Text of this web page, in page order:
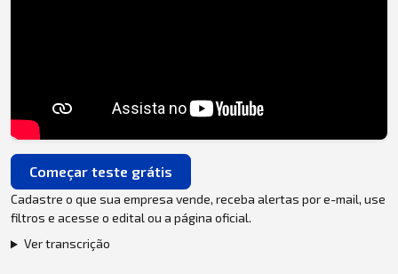
Começar teste grátis
Cadastre o que sua empresa vende, receba alertas por e-mail, use
filtros e acesse o edital ou a página oficial.
Ver transcrição